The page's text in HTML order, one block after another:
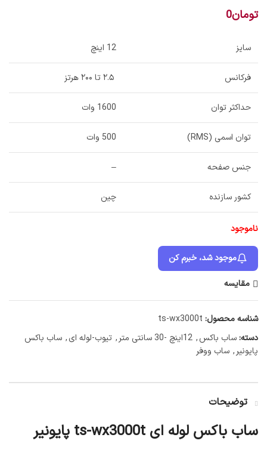
تومان0
سایز 12 اینچ
فرکانس
حداکثر توان 1600 وات
توان اسمی (RMS) 500 وات
جنس صفحه –
کشور سازنده چین
ناموجود
موجود شد، خبرم کن
مقایسه
شناسه محصول: ts-wx3000t
دسته:ساب باکس, 12اینچ -30 سانتی متر , تیوب-لوله ای, ساب باکس
پایونیر, ساب ووفر
توضیحات
ساب باکس لوله ای ts-wx3000t پایونیر